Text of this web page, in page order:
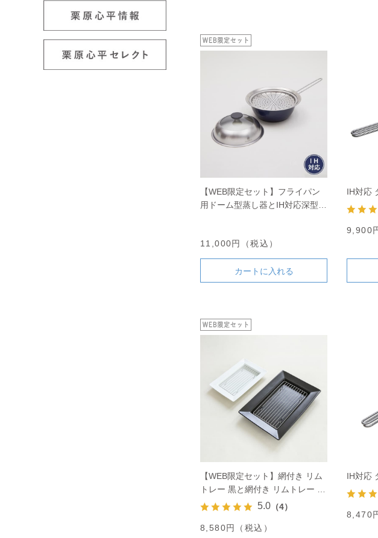
【WEB限定セット】フライパン
用ドーム型蒸し器とIH対応深型フ
11,000円（税込）
カートに入れる
IH対応
9,900
【WEB限定セット】網付き リム
トレー 黒と網付き リムトレー ミ
ニのセット
5.0 （4）
8,580円（税込）
IH対応
8,470